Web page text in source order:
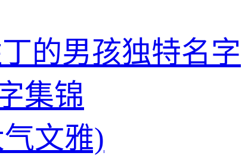
的男孩独特名字
集锦
文雅)